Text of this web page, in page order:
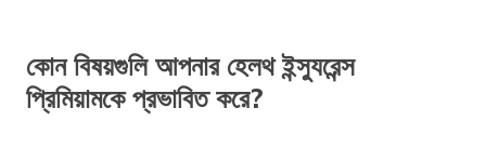
কোন বিষয়গুলি আপনার হেলথ ইন্স্যুরেন্স
প্রিমিয়ামকে প্রভাবিত করে?